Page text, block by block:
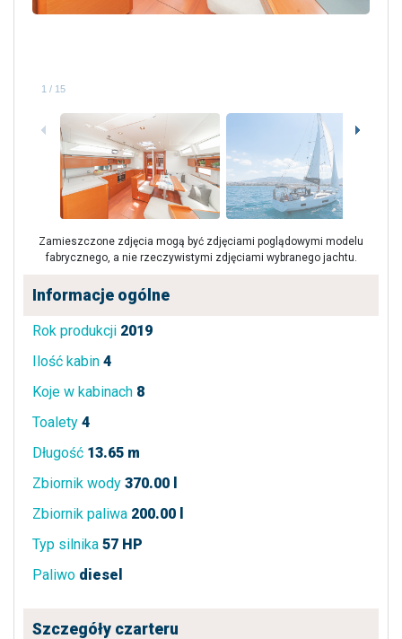
1 / 15
Zamieszczone zdjęcia mogą być zdjęciami poglądowymi modelu
fabrycznego, a nie rzeczywistymi zdjęciami wybranego jachtu.
Informacje ogólne
Rok produkcji 2019
Ilość kabin 4
Koje w kabinach 8
Toalety 4
Długość 13.65 m
Zbiornik wody 370.00 l
Zbiornik paliwa 200.00 l
Typ silnika 57 HP
Paliwo diesel
Szczegóły czarteru